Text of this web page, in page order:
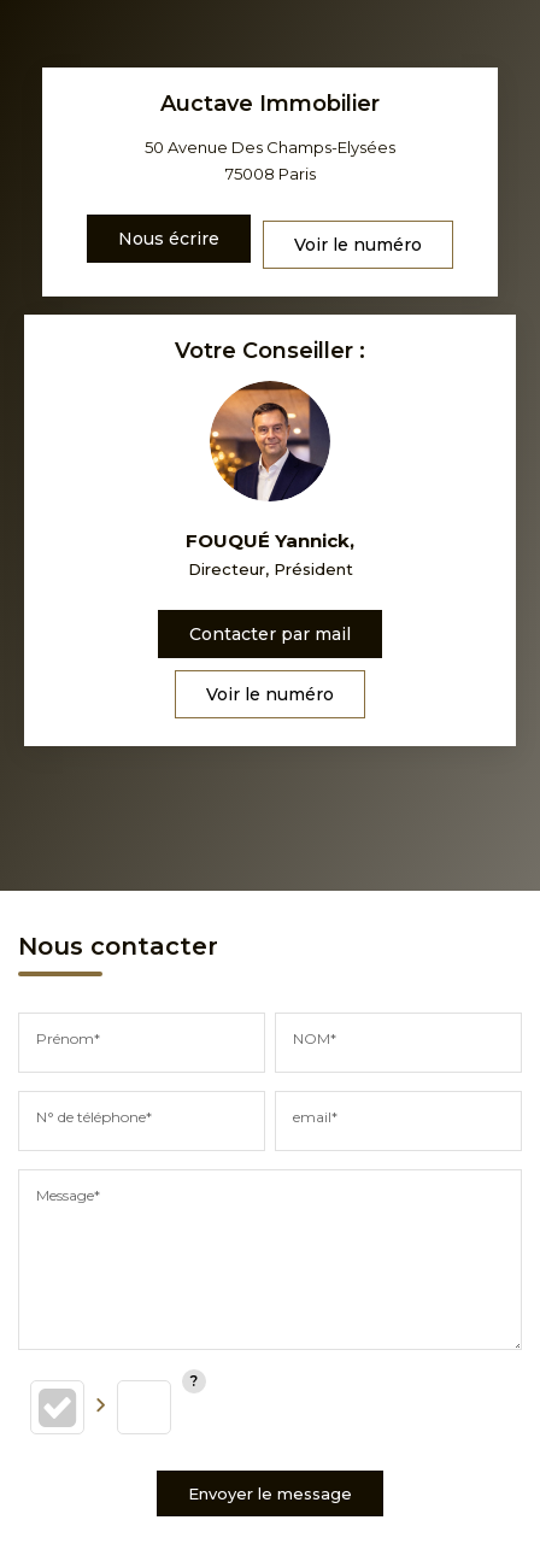
Auctave Immobilier
50 Avenue Des Champs-Elysées
75008 Paris
Nous écrire Voir le numéro
Votre Conseiller :
FOUQUÉ Yannick,
Directeur, Président
Contacter par mail
Voir le numéro
Nous contacter
Prénom* NOM*
N° de téléphone* email*
Message*
Envoyer le message